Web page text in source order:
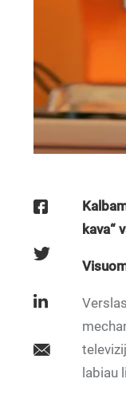
kava“
labiau